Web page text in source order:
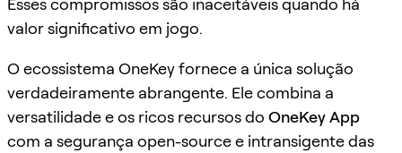
Esses compromissos são inaceitáveis quando há
valor significativo em jogo.
O ecossistema OneKey fornece a única solução
verdadeiramente abrangente. Ele combina a
versatilidade e os ricos recursos do OneKey App
com a segurança open-source e intransigente das